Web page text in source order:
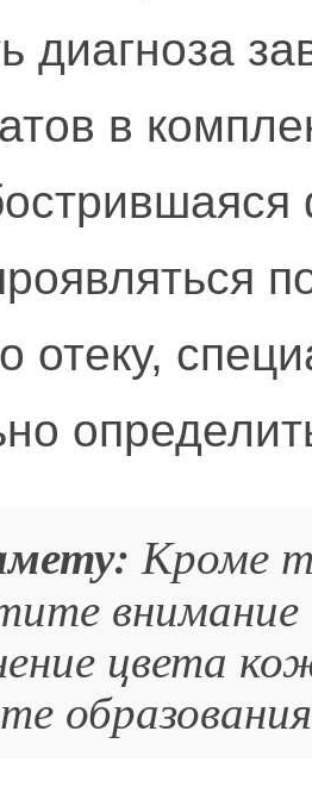
диагноза
в
отеку,
Кроме
внимание
цвета